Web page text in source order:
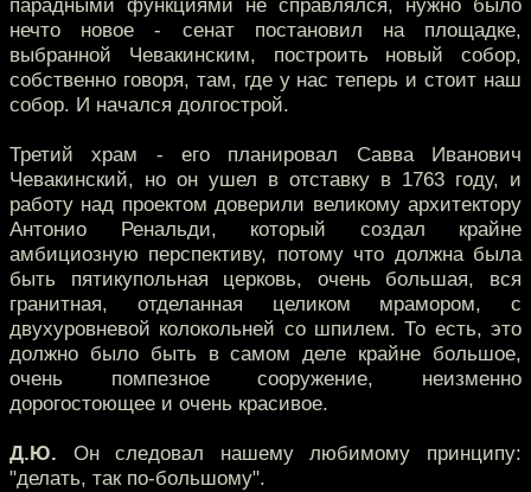
парадными функциями не справлялся, нужно было
нечто новое - сенат постановил на площадке,
выбранной Чевакинским, построить новый собор,
собственно говоря, там, где у нас теперь и стоит наш
собор. И начался долгострой.
Третий храм - его планировал Савва Иванович
Чевакинский, но он ушел в отставку в 1763 году, и
работу над проектом доверили великому архитектору
Антонио Ренальди, который создал крайне
амбициозную перспективу, потому что должна была
быть пятикупольная церковь, очень большая, вся
гранитная, отделанная целиком мрамором, с
двухуровневой колокольней со шпилем. То есть, это
должно было быть в самом деле крайне большое,
очень помпезное сооружение, неизменно
дорогостоющее и очень красивое.
Д.Ю. Он следовал нашему любимому принципу:
"делать, так по-большому".